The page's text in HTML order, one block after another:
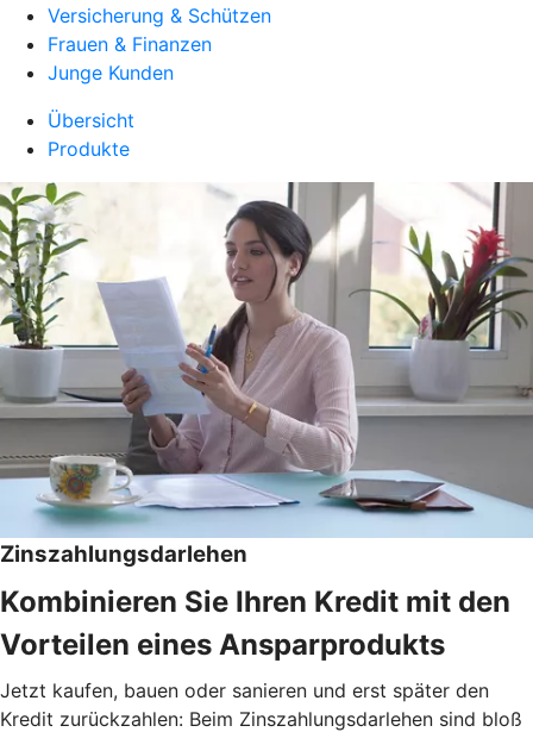
Versicherung & Schützen
Frauen & Finanzen
Junge Kunden
Übersicht
Produkte
Zinszahlungsdarlehen
Kombinieren Sie Ihren Kredit mit den
Vorteilen eines Ansparprodukts
Jetzt kaufen, bauen oder sanieren und erst später den
Kredit zurückzahlen: Beim Zinszahlungsdarlehen sind bloß